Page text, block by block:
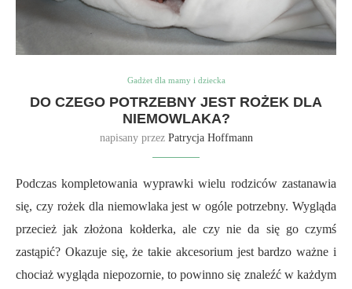
Gadżet dla mamy i dziecka
DO CZEGO POTRZEBNY JEST ROŻEK DLA
NIEMOWLAKA?
napisany przez Patrycja Hoffmann
Podczas kompletowania wyprawki wielu rodziców zastanawia
się, czy rożek dla niemowlaka jest w ogóle potrzebny. Wygląda
przecież jak złożona kołderka, ale czy nie da się go czymś
zastąpić? Okazuje się, że takie akcesorium jest bardzo ważne i
chociaż wygląda niepozornie, to powinno się znaleźć w każdym